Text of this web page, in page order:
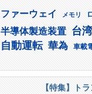
ファーウェイ メモリ
半導体製造装置 台湾
自動運転 華為 車載
【特集】ト